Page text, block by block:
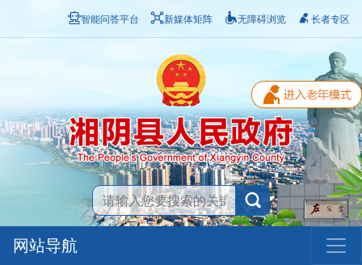
智能问答平台 新媒体矩阵 无障碍浏览 长者专区
网站导航